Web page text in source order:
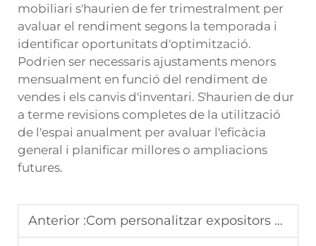
mobiliari s'haurien de fer trimestralment per
avaluar el rendiment segons la temporada i
identificar oportunitats d'optimització.
Podrien ser necessaris ajustaments menors
mensualment en funció del rendiment de
vendes i els canvis d'inventari. S'haurien de dur
a terme revisions completes de la utilització
de l'espai anualment per avaluar l'eficàcia
general i planificar millores o ampliacions
futures.
Anterior :Com personalitzar expositors de góndola per a la identitat de marca